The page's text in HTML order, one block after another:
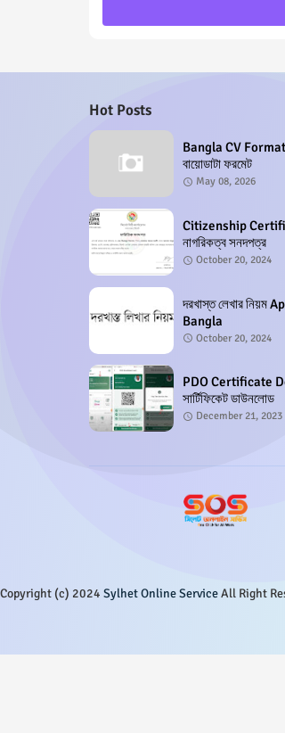
Hot Posts
Bangla CV Format
বায়োডাটা ফরমেট
May 08, 2026
Citizenship
নাগরিকত্ব সনদপত্র
October 20, 2024
দরখাস্ত লেখার
Bangla
October 20, 2024
PDO Certificate
সার্টিফিকেট ডাউনলোড
December 21, 2023
Copyright (c) 2024 Sylhet Online ServiceAll Right